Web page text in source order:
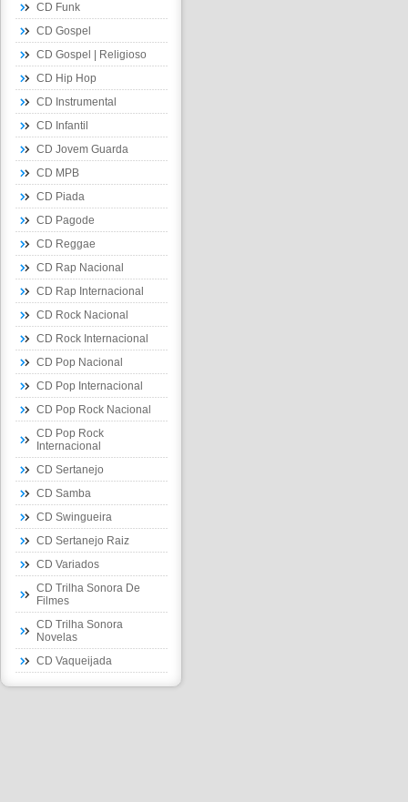
CD Funk
CD Gospel
CD Gospel | Religioso
CD Hip Hop
CD Instrumental
CD Infantil
CD Jovem Guarda
CD MPB
CD Piada
CD Pagode
CD Reggae
CD Rap Nacional
CD Rap Internacional
CD Rock Nacional
CD Rock Internacional
CD Pop Nacional
CD Pop Internacional
CD Pop Rock Nacional
CD Pop Rock
Internacional
CD Sertanejo
CD Samba
CD Swingueira
CD Sertanejo Raiz
CD Variados
CD Trilha Sonora De
Filmes
CD Trilha Sonora
Novelas
CD Vaqueijada